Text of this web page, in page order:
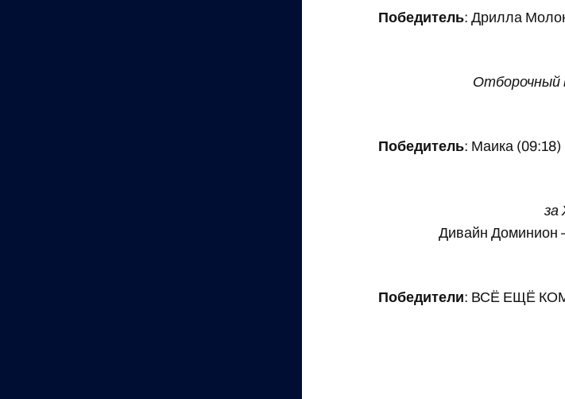
Победитель: Дрилла
Отборочный
Победитель: Маика (09:18)
за
Дивайн Доминион
Победители: ВСЁ ЕЩЁ